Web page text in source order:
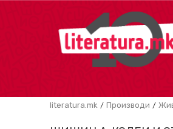
literatura.mk Производи